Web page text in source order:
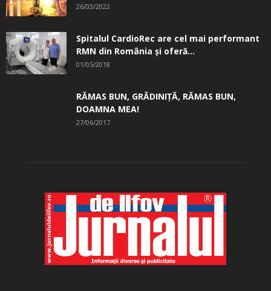
26/03/2022
Spitalul CardioRec are cel mai performant
RMN din România și oferă...
01/05/2018
RĂMAS BUN, GRĂDINIŢĂ, ­RĂMAS BUN,
DOAMNA MEA!
27/06/2017